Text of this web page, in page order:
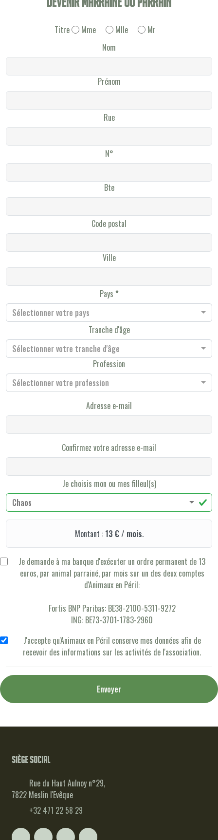
Titre Mme Mlle
Mr
Nom
Prénom
Rue
N°
Bte
Code postal
Ville
Pays
Sélectionner votre pays
Tranche d'âge
Sélectionner votre tranche d'âge
Profession
Sélectionner votre profession
Adresse e-mail
Confirmez votre adresse e-mail
Je choisis mon ou mes filleul(s)
Chaos
Montant : 13 € / mois.
Je demande à ma banque d'exécuter un ordre permanent de 13
euros, par animal parrainé, par mois sur un des deux comptes
d'Animaux en Péril:
Fortis BNP Paribas: BE38-2100-5311-9272
ING: BE73-3701-1783-2960
J'accepte qu'Animaux en Péril conserve mes données afin de
recevoir des informations sur les activités de l'association.
Envoyer
Siège social
Rue du Haut Aulnoy n°29,
7822 Meslin l'Evêque
+32 471 22 58 29